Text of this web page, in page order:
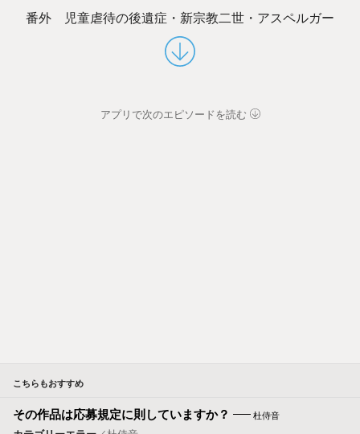
番外 児童虐待の後遺症・新宗教二世・アスペルガー
アプリで次のエピソードを読む
こちらもおすすめ
その作品は応募規定に則していますか？ 杜侍音